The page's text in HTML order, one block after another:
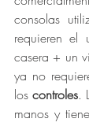
consolas
requieren
casera + un
ya no
los controles.
manos y